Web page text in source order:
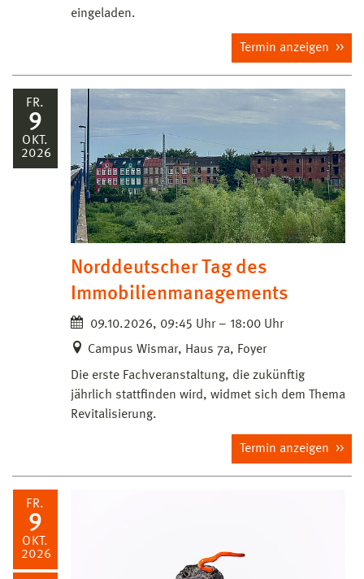
eingeladen.
Termin anzeigen
FR.
9
OKT.
2026
Norddeutscher Tag des
Immobilienmanagements
09.10.2026, 09:45 Uhr – 18:00 Uhr
Campus Wismar, Haus 7a, Foyer
Die erste Fachveranstaltung, die zukünftig
jährlich stattfinden wird, widmet sich dem Thema
Revitalisierung.
Termin anzeigen
FR.
9
OKT.
2026